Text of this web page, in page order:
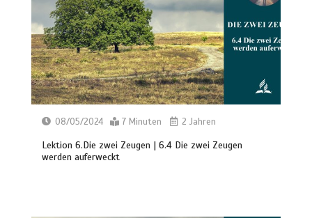
08/05/2024 7 Minuten 2 Jahren
Lektion 6.Die zwei Zeugen | 6.4 Die zwei Zeugen
werden auferweckt